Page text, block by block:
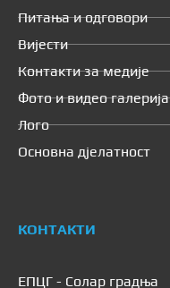
Питања и одговори
Вијести
Контакти за медије
Фото и видео галерија
Лого
Основна дјелатност
КОНТАКТИ
ЕПЦГ - Солар градња